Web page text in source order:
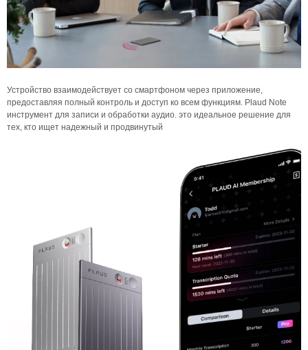
Устройство взаимодействует со смартфоном через приложение,
предоставляя полный контроль и доступ ко всем функциям. Plaud Note
инструмент для записи и обработки аудио. это идеальное решение для
тех, кто ищет надежный и продвинутый